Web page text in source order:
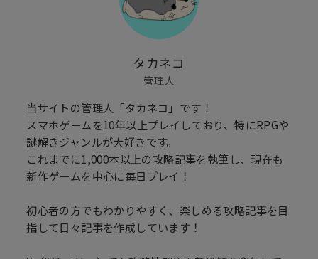
タカネコ
管理人
当サイトの管理人「タカネコ」です！
スマホゲームを10年以上プレイしており、特にRPGや
謎解きジャンルが大好きです。
これまでに1,000本以上の攻略記事を執筆し、現在も
新作ゲームを中心に毎日プレイ！
初心者の方でもわかりやすく、楽しめる攻略記事を目
指して日々記事を作成しています！